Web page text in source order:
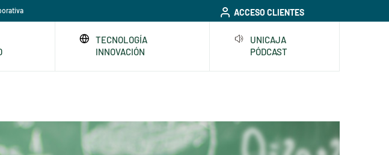
ACCESO CLIENTES
TECNOLOGÍA
INNOVACIÓN
UNICAJA
PÓDCAST